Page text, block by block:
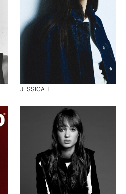
JESSICA T.